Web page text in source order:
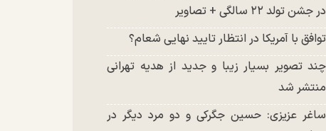
در جشن تولد ۲۲ سالگی + تصاویر
توافق با آمریکا در انتظار تایید نهایی شعام؟
چند تصویر بسیار زیبا و جدید از هدیه تهرانی
منتشر شد
ساغر عزیزی: حسین جگرکی و دو مرد دیگر در